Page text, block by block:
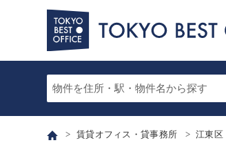
賃貸オフィス・貸事務所 江東区